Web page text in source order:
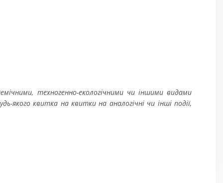
техногенно-екологічними чи іншими видами
якого квитка на квитки на аналогічні чи інші події,